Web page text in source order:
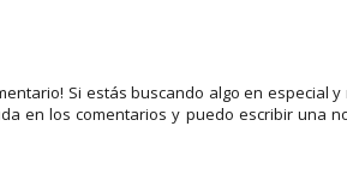
Si estás buscando algo en especial y
en los comentarios y puedo escribir una